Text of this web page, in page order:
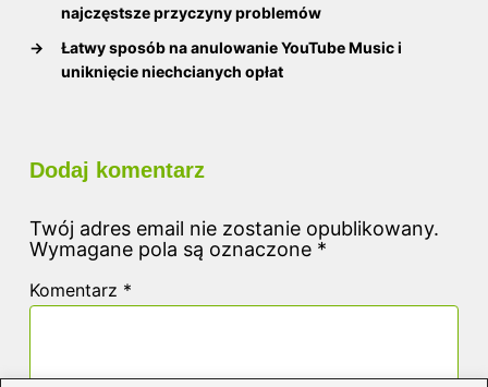
najczęstsze przyczyny problemów
→
Łatwy sposób na anulowanie YouTube Music i
uniknięcie niechcianych opłat
Dodaj komentarz
Twój adres email nie zostanie opublikowany.
Wymagane pola są oznaczone *
Komentarz *